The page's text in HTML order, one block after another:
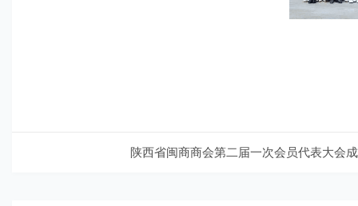
陕西省闽商商会第二届一次会员代表大会